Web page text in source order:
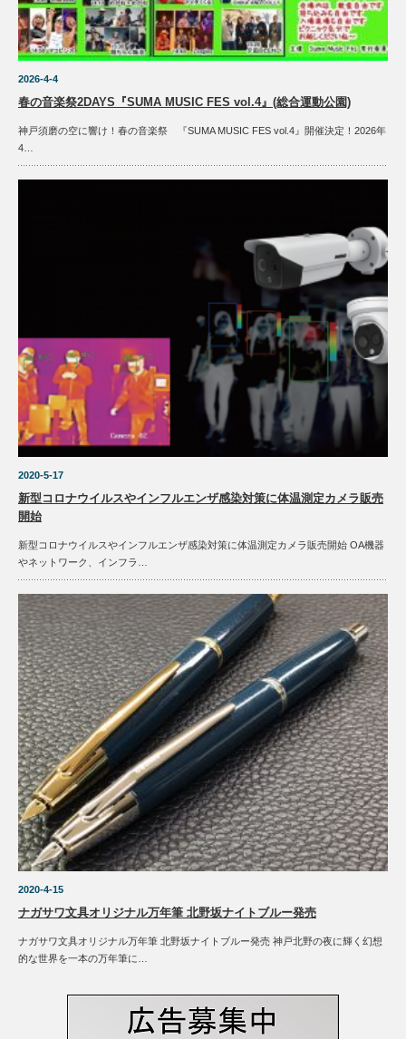
2026-4-4
春の音楽祭2DAYS『SUMA MUSIC FES vol.4』(総合運動公園)
神戸須磨の空に響け！春の音楽祭 『SUMA MUSIC FES vol.4』開催決定！2026年
4…
2020-5-17
新型コロナウイルスやインフルエンザ感染対策に体温測定カメラ販売
開始
新型コロナウイルスやインフルエンザ感染対策に体温測定カメラ販売開始 OA機器
やネットワーク、インフラ…
2020-4-15
ナガサワ文具オリジナル万年筆 北野坂ナイトブルー発売
ナガサワ文具オリジナル万年筆 北野坂ナイトブルー発売 神戸北野の夜に輝く幻想
的な世界を一本の万年筆に…